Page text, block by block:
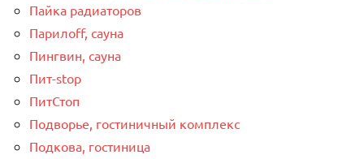
Пайка радиаторов
Парилоff, сауна
Пингвин, сауна
Пит-stop
ПитСтоп
Подворье, гостиничный комплекс
Подкова, гостиница